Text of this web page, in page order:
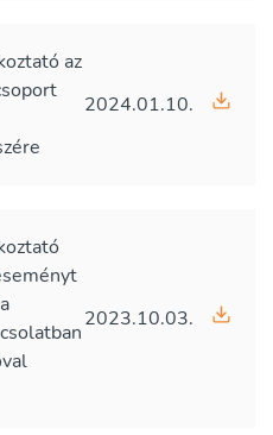
az
2024.01.10.
2023.10.03.